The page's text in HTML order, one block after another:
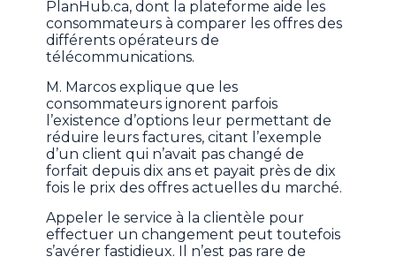
PlanHub.ca, dont la plateforme aide les
consommateurs à comparer les offres des
différents opérateurs de
télécommunications.
M. Marcos explique que les
consommateurs ignorent parfois
l’existence d’options leur permettant de
réduire leurs factures, citant l’exemple
d’un client qui n’avait pas changé de
forfait depuis dix ans et payait près de dix
fois le prix des offres actuelles du marché.
Appeler le service à la clientèle pour
effectuer un changement peut toutefois
s’avérer fastidieux. Il n’est pas rare de